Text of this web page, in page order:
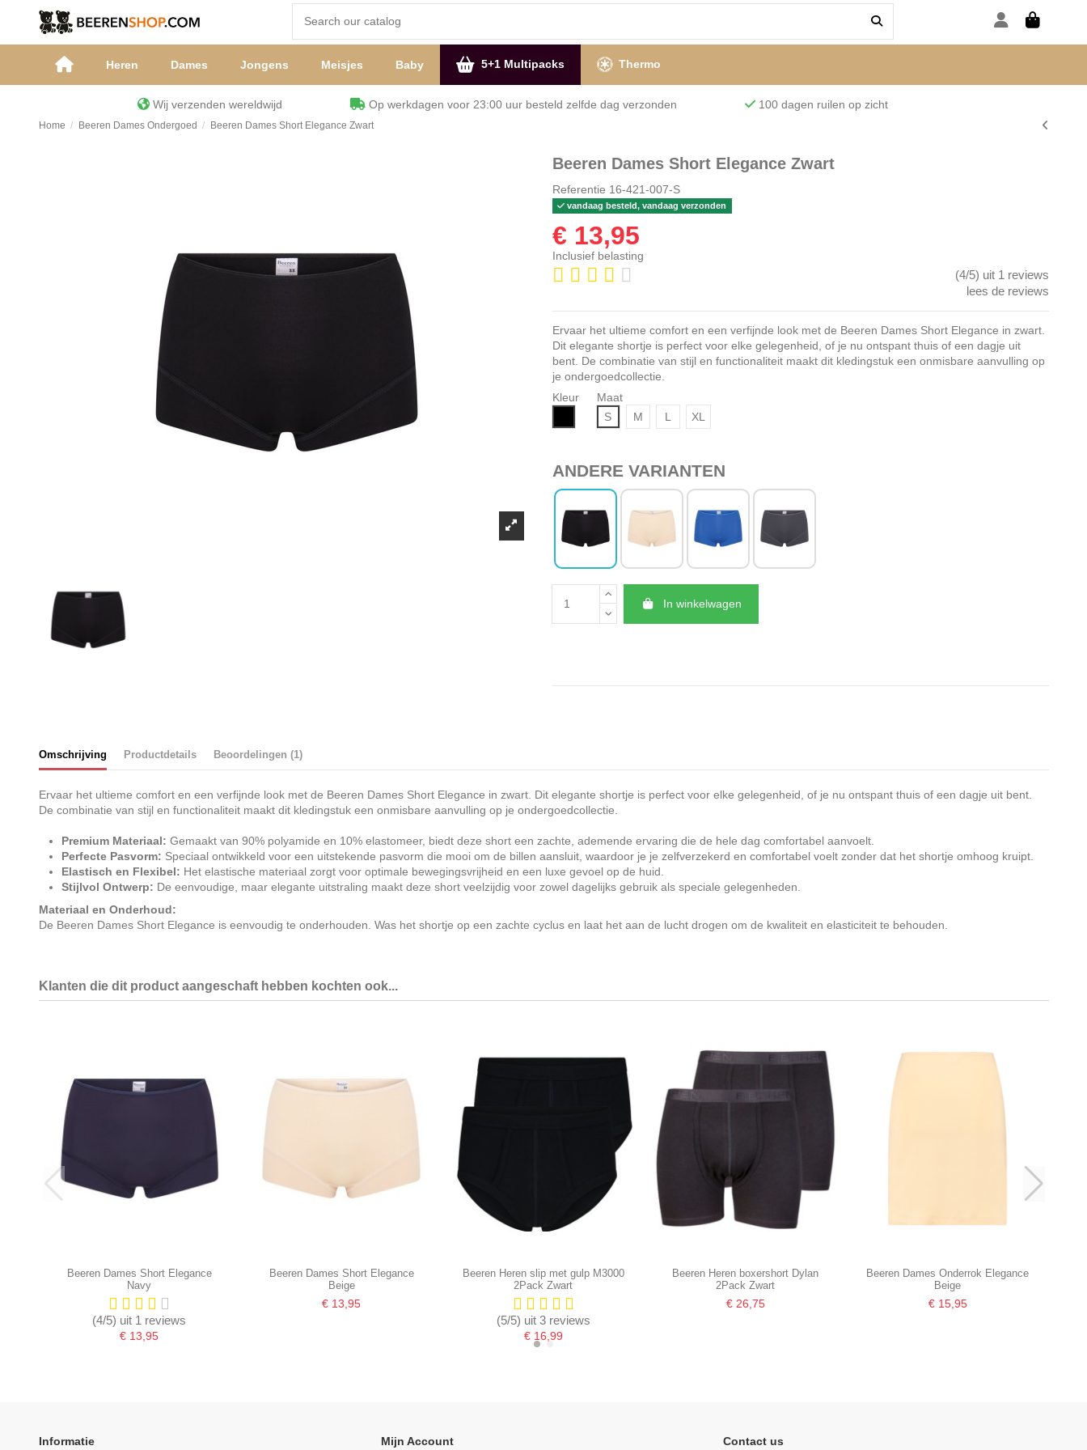
Heren Dames Jongens Meisjes Baby 5+1 Multipacks Thermo
Wij verzenden wereldwijd Op werkdagen voor 23:00 uur besteld zelfde dag verzonden 100 dagen ruilen op zicht
Home Beeren Dames Ondergoed Beeren Dames Short Elegance Zwart
Beeren Dames Short Elegance Zwart
Referentie 16-421-007-S
vandaag besteld, vandaag verzonden
€ 13,95
Inclusief belasting
(4/5) uit 1 reviews
lees de reviews
Ervaar het ultieme comfort en een verfijnde look met de Beeren Dames Short Elegance in zwart.
Dit elegante shortje is perfect voor elke gelegenheid, of je nu ontspant thuis of een dagje uit
bent. De combinatie van stijl en functionaliteit maakt dit kledingstuk een onmisbare aanvulling op
je ondergoedcollectie.
Kleur
Maat
S
M L XL
ANDERE VARIANTEN
In winkelwagen
Omschrijving Productdetails Beoordelingen (1)
Ervaar het ultieme comfort en een verfijnde look met de Beeren Dames Short Elegance in zwart. Dit elegante shortje is perfect voor elke gelegenheid, of je nu ontspant thuis of een dagje uit bent.
De combinatie van stijl en functionaliteit maakt dit kledingstuk een onmisbare aanvulling op je ondergoedcollectie.
Premium Materiaal: Gemaakt van 90% polyamide en 10% elastomeer, biedt deze short een zachte, ademende ervaring die de hele dag comfortabel aanvoelt.
Perfecte Pasvorm: Speciaal ontwikkeld voor een uitstekende pasvorm die mooi om de billen aansluit, waardoor je je zelfverzekerd en comfortabel voelt zonder dat het shortje omhoog kruipt.
Elastisch en Flexibel: Het elastische materiaal zorgt voor optimale bewegingsvrijheid en een luxe gevoel op de huid.
Stijlvol Ontwerp: De eenvoudige, maar elegante uitstraling maakt deze short veelzijdig voor zowel dagelijks gebruik als speciale gelegenheden.
Materiaal en Onderhoud:
De Beeren Dames Short Elegance is eenvoudig te onderhouden. Was het shortje op een zachte cyclus en laat het aan de lucht drogen om de kwaliteit en elasticiteit te behouden.
Klanten die dit product aangeschaft hebben kochten ook...
Beeren Dames Short Elegance
Navy
(4/5) uit 1 reviews
€ 13,95
Beeren Dames Short Elegance
Beige
€ 13,95
Beeren Heren slip met gulp M3000
2Pack Zwart
(5/5) uit 3 reviews
€ 16,99
Beeren Heren boxershort Dylan
2Pack Zwart
€ 26,75
Beeren Dames Onderrok Elegance
Beige
€ 15,95
Informatie Mijn Account Contact us